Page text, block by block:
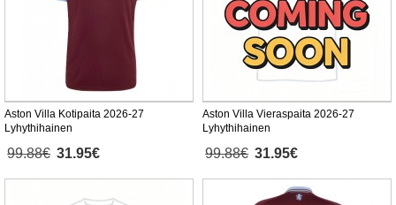
Aston Villa Kotipaita 2026-27
Lyhythihainen
99.88€ 31.95€
Aston Villa Vieraspaita 2026-27
Lyhythihainen
99.88€ 31.95€